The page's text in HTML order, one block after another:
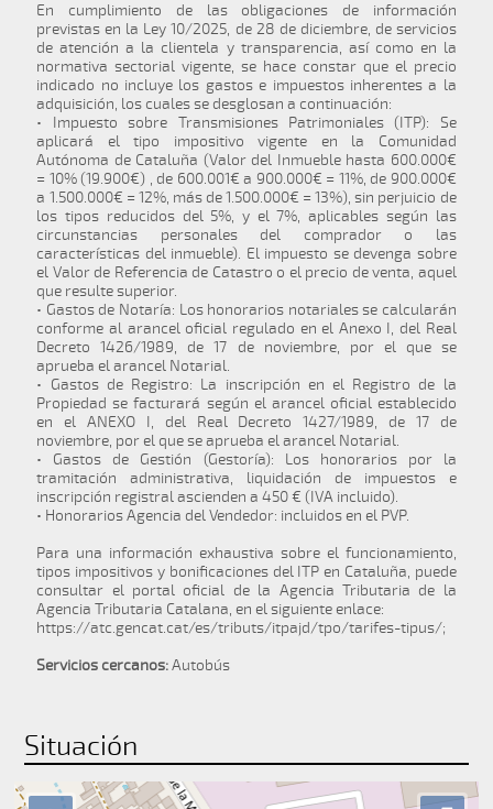
En cumplimiento de las obligaciones de información
previstas en la Ley 10/2025, de 28 de diciembre, de servicios
de atención a la clientela y transparencia, así como en la
normativa sectorial vigente, se hace constar que el precio
indicado no incluye los gastos e impuestos inherentes a la
adquisición, los cuales se desglosan a continuación:
• Impuesto sobre Transmisiones Patrimoniales (ITP): Se
aplicará el tipo impositivo vigente en la Comunidad
Autónoma de Cataluña (Valor del Inmueble hasta 600.000€
= 10% (19.900€) , de 600.001€ a 900.000€ = 11%, de 900.000€
a 1.500.000€ = 12%, más de 1.500.000€ = 13%), sin perjuicio de
los tipos reducidos del 5%, y el 7%, aplicables según las
circunstancias personales del comprador o las
características del inmueble). El impuesto se devenga sobre
el Valor de Referencia de Catastro o el precio de venta, aquel
que resulte superior.
• Gastos de Notaría: Los honorarios notariales se calcularán
conforme al arancel oficial regulado en el Anexo I, del Real
Decreto 1426/1989, de 17 de noviembre, por el que se
aprueba el arancel Notarial.
• Gastos de Registro: La inscripción en el Registro de la
Propiedad se facturará según el arancel oficial establecido
en el ANEXO I, del Real Decreto 1427/1989, de 17 de
noviembre, por el que se aprueba el arancel Notarial.
• Gastos de Gestión (Gestoría): Los honorarios por la
tramitación administrativa, liquidación de impuestos e
inscripción registral ascienden a 450 € (IVA incluido).
• Honorarios Agencia del Vendedor: incluidos en el PVP.
Para una información exhaustiva sobre el funcionamiento,
tipos impositivos y bonificaciones del ITP en Cataluña, puede
consultar el portal oficial de la Agencia Tributaria de la
Agencia Tributaria Catalana, en el siguiente enlace:
https://atc.gencat.cat/es/tributs/itpajd/tpo/tarifes-tipus/;
Servicios cercanos:Autobús
Situación